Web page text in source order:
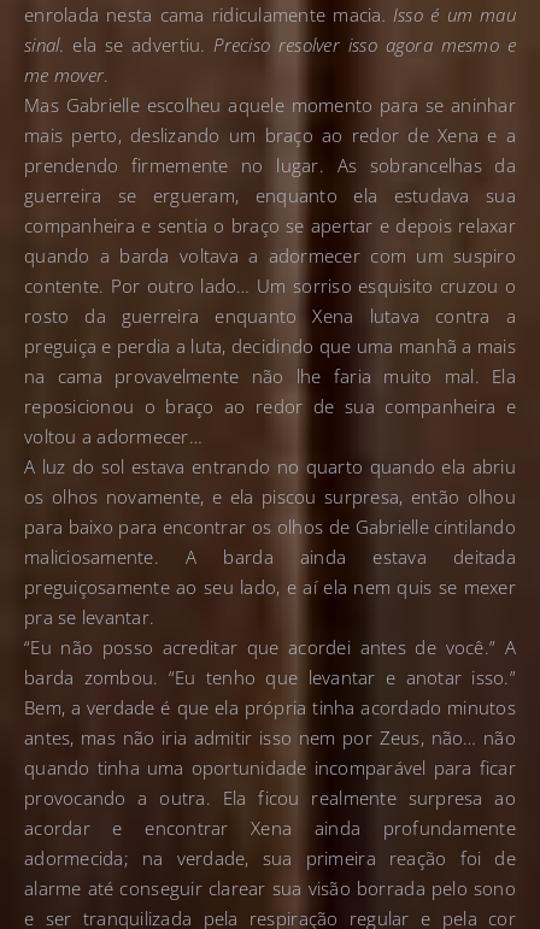
enrolada nesta cama ridiculamente macia . Isso é um mau
sinal. ela se advertiu. Preciso resolver isso agora mesmo e
me mover.
Mas Gabrielle escolheu aquele momento para se aninhar
mais perto, deslizando um braço ao redor de Xena e a
prendendo firmemente no lugar. As sobrancelhas da
guerreira se ergueram, enquanto ela estudava sua
companheira e sentia o braço se apertar e depois relaxar
quando a barda voltava a adormecer com um suspiro
contente. Por outro lado… Um sorriso esquisito cruzou o
rosto da guerreira enquanto Xena lutava contra a
preguiça e perdia a luta, decidindo que uma manhã a mais
na cama provavelmente não lhe faria muito mal. Ela
reposicionou o braço ao redor de sua companheira e
voltou a adormecer…
A luz do sol estava entrando no quarto quando ela abriu
os olhos novamente, e ela piscou surpresa, então olhou
para baixo para encontrar os olhos de Gabrielle cintilando
maliciosamente. A barda ainda estava deitada
preguiçosamente ao seu lado, e aí ela nem quis se mexer
pra se levantar.
“Eu não posso acreditar que acordei antes de você.” A
barda zombou. “Eu tenho que levantar e anotar isso.”
Bem, a verdade é que ela própria tinha acordado minutos
antes, mas não iria admitir isso nem por Zeus, não… não
quando tinha uma oportunidade incomparável para ficar
provocando a outra. Ela ficou realmente surpresa ao
acordar e encontrar Xena ainda profundamente
adormecida; na verdade, sua primeira reação foi de
alarme até conseguir clarear sua visão borrada pelo sono
e ser tranquilizada pela respiração regular e pela cor